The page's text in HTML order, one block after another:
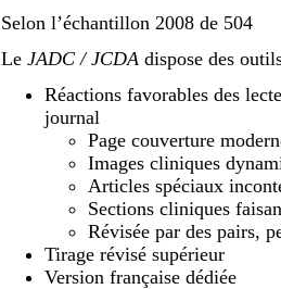
Selon l’échantillon 2008 de 504
Le JADC / JCDA dispose des
Réactions favorables des
journal
Page couverture
Images cliniques
Articles spéciaux
Sections cliniques
Révisée par des pairs,
Tirage révisé supérieur
Version française dédiée